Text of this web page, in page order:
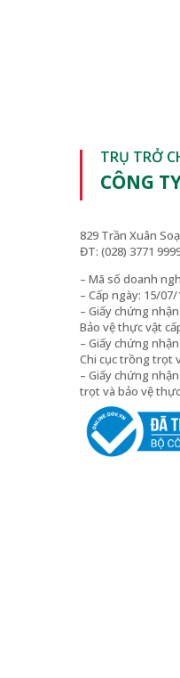
TRỤ TRỞ
CÔNG
829 Trần Xuân
ĐT: (028) 3771
– Mã số doanh
– Cấp ngày: 15/
– Giấy chứng
Bảo vệ thực vật
– Giấy chứng
Chi cục trồng trọt
– Giấy chứng
trọt và bảo vệ